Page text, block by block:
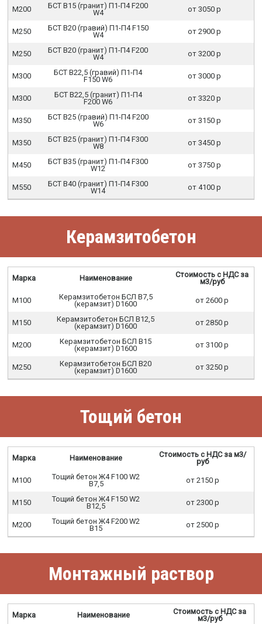
М200
БСТ В15 (гранит) П1-П4 F200
W4
от 3050 р
М250
БСТ В20 (гравий) П1-П4 F150
W4
от 2900 р
М250
БСТ В20 (гранит) П1-П4 F200
W4
от 3200 р
М300
БСТ В22,5 (гравий) П1-П4
F150 W6
от 3000 р
М300
БСТ В22,5 (гранит) П1-П4
F200 W6
от 3320 р
М350
БСТ В25 (гравий) П1-П4 F200
W6
от 3150 р
М350
БСТ В25 (гранит) П1-П4 F300
W8
от 3450 р
М450
БСТ В35 (гранит) П1-П4 F300
W12
от 3750 р
М550
БСТ В40 (гранит) П1-П4 F300
W14
от 4100 р
Керамзитобетон
Марка Наименование
Стоимость с НДС за
м3/руб
М100
Керамзитобетон БСЛ В7,5
(керамзит) D1600
от 2600 р
М150
Керамзитобетон БСЛ В12,5
(керамзит) D1600
от 2850 р
М200
Керамзитобетон БСЛ В15
(керамзит) D1600
от 3100 р
М250
Керамзитобетон БСЛ В20
(керамзит) D1600
от 3250 р
Тощий бетон
Марка Наименование
Стоимость с НДС за м3/
руб
М100
Тощий бетон Ж4 F100 W2
В7,5
от 2150 р
М150
Тощий бетон Ж4 F150 W2
В12,5
от 2300 р
М200
Тощий бетон Ж4 F200 W2
В15
от 2500 р
Монтажный раствор
Марка Наименование
Стоимость с НДС за
м3/руб